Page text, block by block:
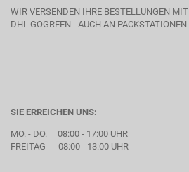
WIR VERSENDEN IHRE BESTELLUNGEN MIT
DHL GOGREEN - AUCH AN PACKSTATIONEN
SIE ERREICHEN UNS:
MO. - DO. 08:00 - 17:00 UHR
FREITAG 08:00 - 13:00 UHR